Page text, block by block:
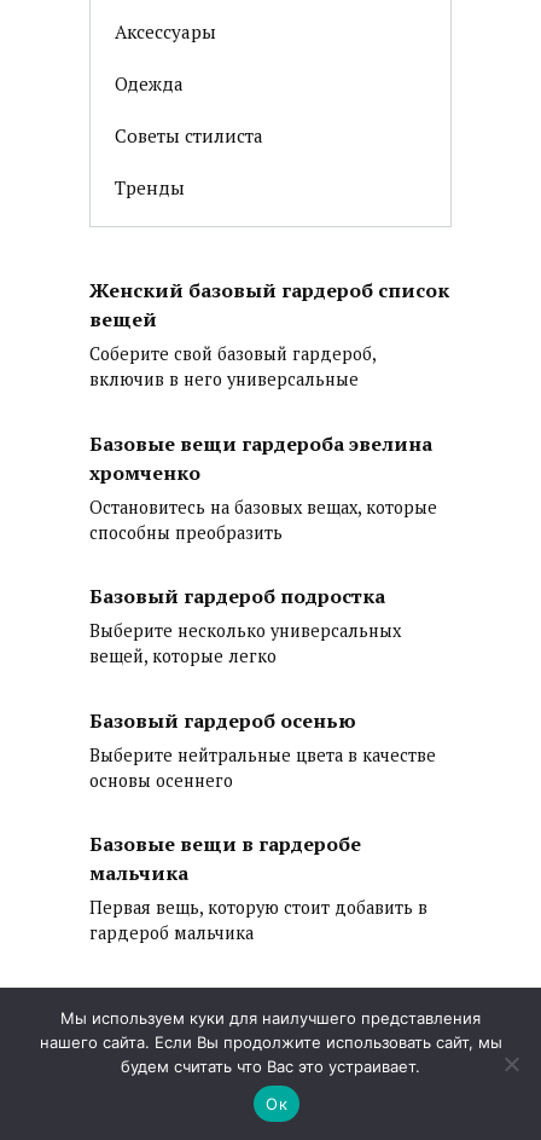
Аксессуары
Одежда
Советы стилиста
Тренды
Женский базовый гардероб список
вещей
Соберите свой базовый гардероб,
включив в него универсальные
Базовые вещи гардероба эвелина
хромченко
Остановитесь на базовых вещах, которые
способны преобразить
Базовый гардероб подростка
Выберите несколько универсальных
вещей, которые легко
Базовый гардероб осенью
Выберите нейтральные цвета в качестве
основы осеннего
Базовые вещи в гардеробе
мальчика
Первая вещь, которую стоит добавить в
гардероб мальчика
© 2026 Характер Стиля
Мы используем куки для наилучшего представления
нашего сайта. Если Вы продолжите использовать сайт, мы
будем считать что Вас это устраивает.
Ок